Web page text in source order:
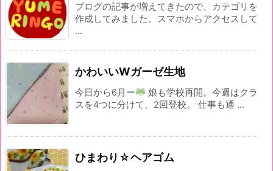
ブログの記事が増えてきたので、カテゴリを
作成してみました。スマホからアクセスして
...
かわいいWガーゼ生地
今日から6月ー
娘も学校再開。今週はクラ
スを4つに分けて、2回登校。 仕事も通 ...
ひまわり☆ヘアゴム